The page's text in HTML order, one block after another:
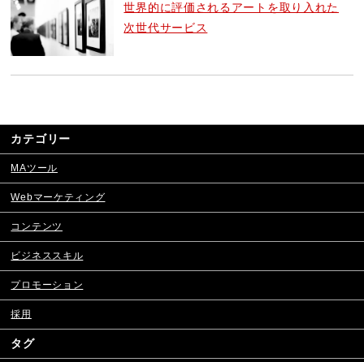
世界的に評価されるアートを取り入れた
次世代サービス
カテゴリー
MAツール
Webマーケティング
コンテンツ
ビジネススキル
プロモーション
採用
タグ